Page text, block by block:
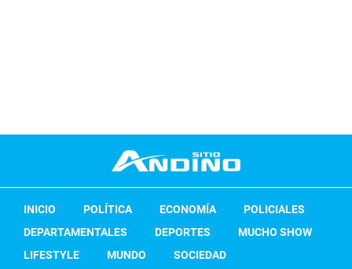
INICIO POLÍTICA ECONOMÍA
POLICIALES
DEPARTAMENTALES
DEPORTES
MUCHO SHOW
LIFESTYLE
MUNDO SOCIEDAD